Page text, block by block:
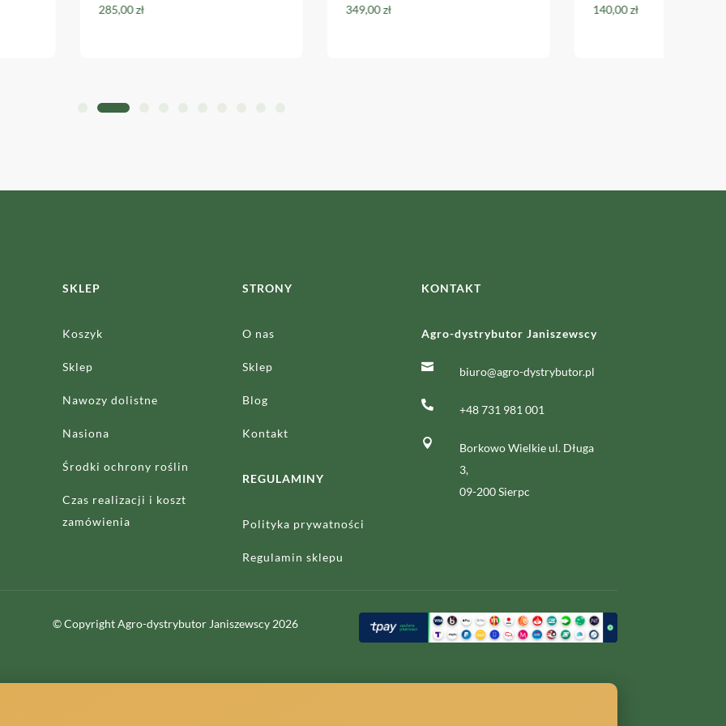
285,00zł 349,00zł 140,00zł
SKLEP
Koszyk
Sklep
Nawozy dolistne
Nasiona
Środki ochrony roślin
Czas realizacji i koszt
zamówienia
STRONY
O nas
Sklep
Blog
Kontakt
REGULAMINY
Polityka prywatności
Regulamin sklepu
KONTAKT
Agro-dystrybutor Janiszewscy
 biuro@agro-dystrybutor.pl
 +48 731 981 001

Borkowo Wielkie ul. Długa
3,
09-200 Sierpc
© Copyright Agro-dystrybutor Janiszewscy 2026